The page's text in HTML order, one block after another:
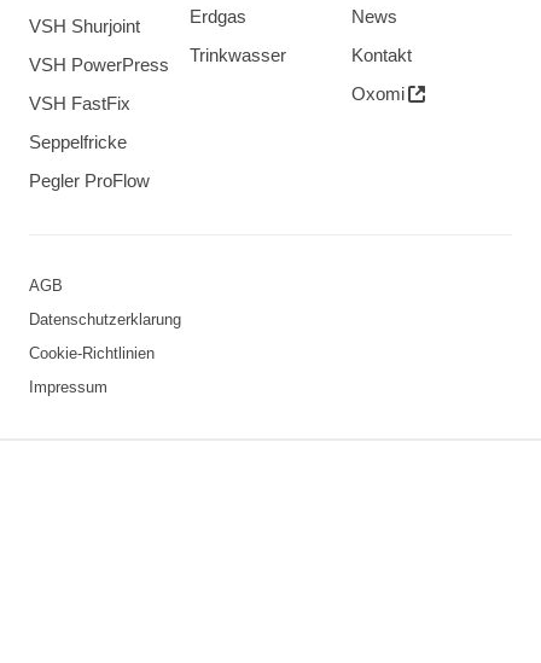
VSH Shurjoint
VSH PowerPress
VSH FastFix
Seppelfricke
Pegler ProFlow
Erdgas
Trinkwasser
News
Kontakt
Oxomi
AGB
Datenschutzerklarung
Cookie-Richtlinien
Impressum